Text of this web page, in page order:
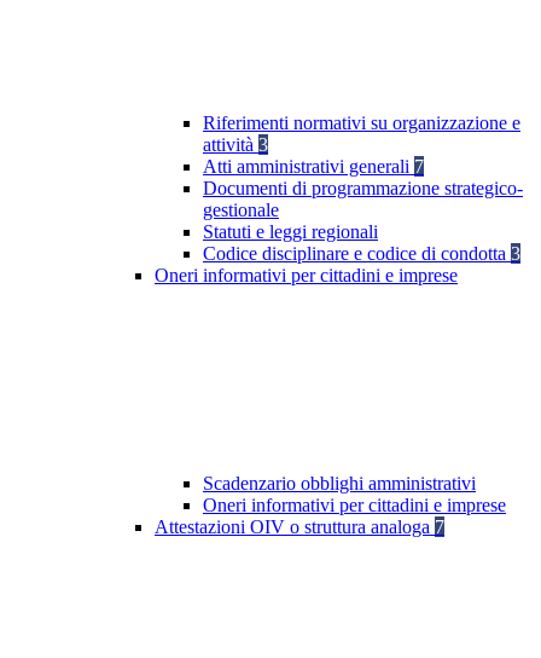
Riferimenti normativi su organizzazione e
attività 3
Atti amministrativi generali 7
Documenti di programmazione strategico-
gestionale
Statuti e leggi regionali
Codice disciplinare e codice di condotta 3
Oneri informativi per cittadini e imprese
Scadenzario obblighi amministrativi
Oneri informativi per cittadini e imprese
Attestazioni OIV o struttura analoga 7